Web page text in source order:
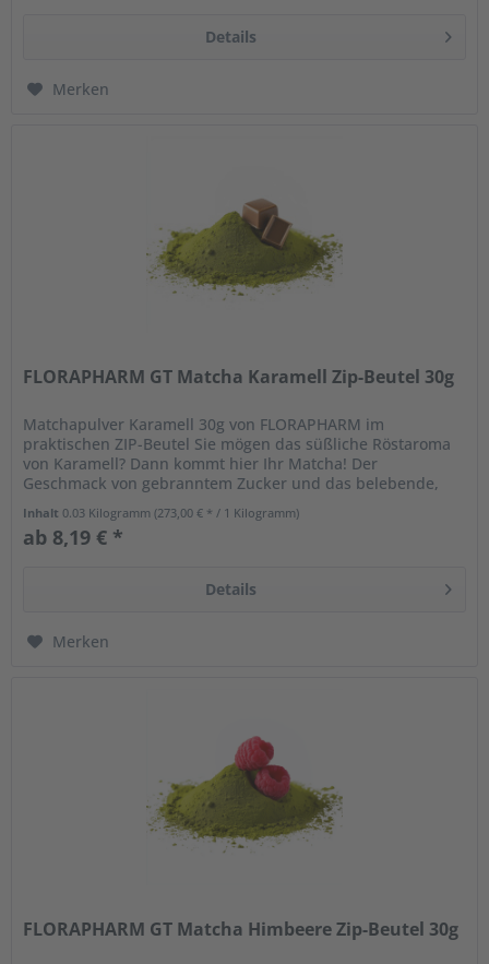
Details
Merken
FLORAPHARM GT Matcha Karamell Zip-Beutel 30g
Matchapulver Karamell 30g von FLORAPHARM im
praktischen ZIP-Beutel Sie mögen das süßliche Röstaroma
von Karamell? Dann kommt hier Ihr Matcha! Der
Geschmack von gebranntem Zucker und das belebende,
Inhalt 0.03 Kilogramm(273,00 € * / 1 Kilogramm)
ab 8,19 € *
Details
Merken
FLORAPHARM GT Matcha Himbeere Zip-Beutel 30g